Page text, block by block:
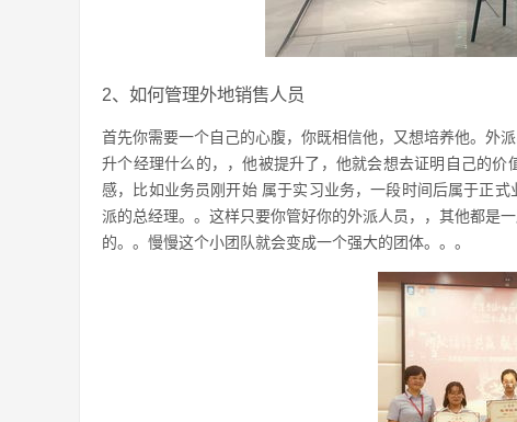
2、如何管理外地销售人员
首先你需要一个自己的心腹，你既相信他，又想培养他。外
升个经理什么的，，他被提升了，他就会想去证明自己的
感，比如业务员刚开始 属于实习业务，一段时间后属于正
派的总经理。。这样只要你管好你的外派人员，，其他都是
的。。慢慢这个小团队就会变成一个强大的团体。。。